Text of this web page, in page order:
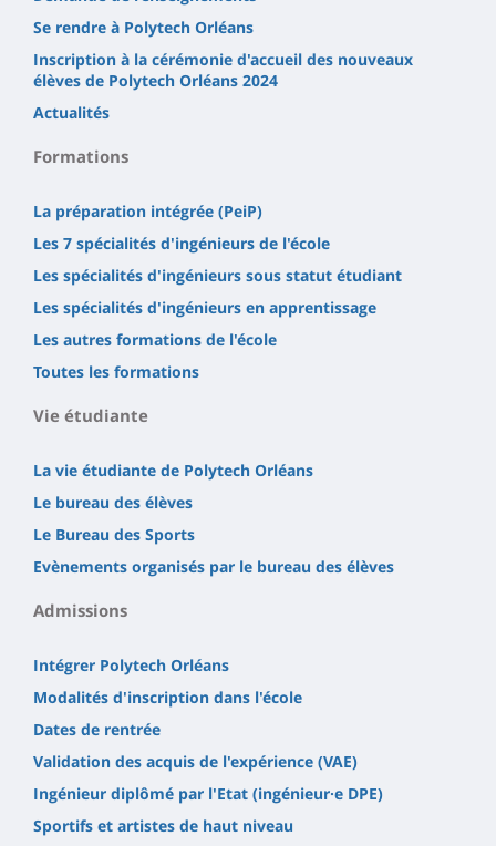
Se rendre à Polytech Orléans
Inscription à la cérémonie d'accueil des nouveaux
élèves de Polytech Orléans 2024
Actualités
Formations
La préparation intégrée (PeiP)
Les 7 spécialités d'ingénieurs de l'école
Les spécialités d'ingénieurs sous statut étudiant
Les spécialités d'ingénieurs en apprentissage
Les autres formations de l'école
Toutes les formations
Vie étudiante
La vie étudiante de Polytech Orléans
Le bureau des élèves
Le Bureau des Sports
Evènements organisés par le bureau des élèves
Admissions
Intégrer Polytech Orléans
Modalités d'inscription dans l'école
Dates de rentrée
Validation des acquis de l'expérience (VAE)
Ingénieur diplômé par l'Etat (ingénieur·e DPE)
Sportifs et artistes de haut niveau